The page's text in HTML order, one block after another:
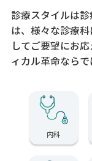
診療スタイルは
は、様々な診療科
してご要望にお応
ィカル革命ならで
内科